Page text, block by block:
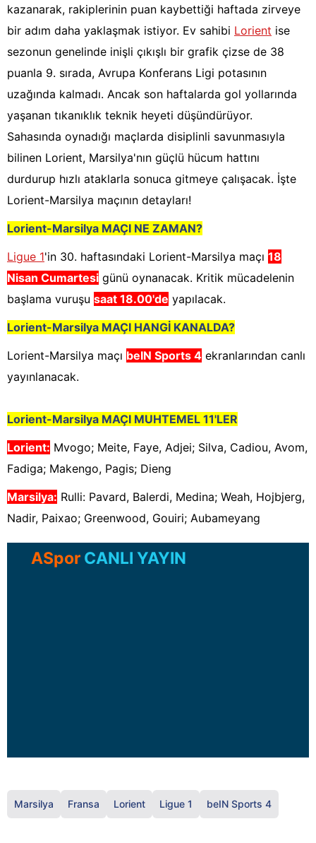
kazanarak, rakiplerinin puan kaybettiği haftada zirveye
bir adım daha yaklaşmak istiyor. Ev sahibi Lorient ise
sezonun genelinde inişli çıkışlı bir grafik çizse de 38
puanla 9. sırada, Avrupa Konferans Ligi potasının
uzağında kalmadı. Ancak son haftalarda gol yollarında
yaşanan tıkanıklık teknik heyeti düşündürüyor.
Sahasında oynadığı maçlarda disiplinli savunmasıyla
bilinen Lorient, Marsilya'nın güçlü hücum hattını
durdurup hızlı ataklarla sonuca gitmeye çalışacak. İşte
Lorient-Marsilya maçının detayları!
Lorient-Marsilya MAÇI NE ZAMAN?
Ligue 1'in 30. haftasındaki Lorient-Marsilya maçı 18
Nisan Cumartesi günü oynanacak. Kritik mücadelenin
başlama vuruşu saat 18.00'de yapılacak.
Lorient-Marsilya MAÇI HANGİ KANALDA?
Lorient-Marsilya maçı beIN Sports 4 ekranlarından canlı
yayınlanacak.
Lorient-Marsilya MAÇI MUHTEMEL 11'LER
Lorient: Mvogo; Meite, Faye, Adjei; Silva, Cadiou, Avom,
Fadiga; Makengo, Pagis; Dieng
Marsilya: Rulli: Pavard, Balerdi, Medina; Weah, Hojbjerg,
Nadir, Paixao; Greenwood, Gouiri; Aubameyang
ASpor CANLI YAYIN
Marsilya Fransa Lorient Ligue 1 beIN Sports 4